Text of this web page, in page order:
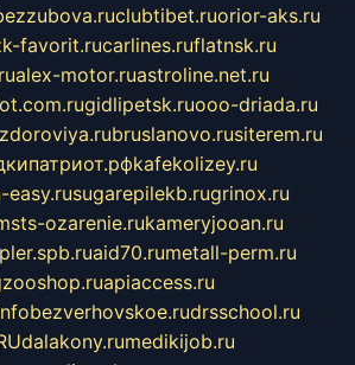
clubtibet.ruorior-aks.ru
favorit.rucarlines.ruflatnsk.ru
alex-motor.ruastroline.net.ru
gidlipetsk.ruooo-driada.ru
bruslanovo.rusiterem.ru
kafekolizey.ru
easy.rusugarepilekb.rugrinox.ru
ozarenie.rukameryjooan.ru
aid70.rumetall-perm.ru
apiaccess.ru
bezverhovskoe.rudrsschool.ru
dalakony.rumedikijob.ru